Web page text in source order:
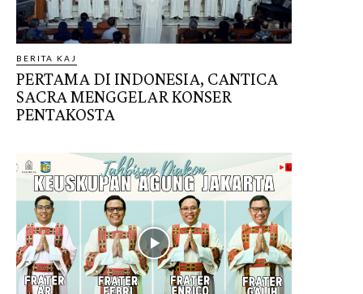
BERITA KAJ
PERTAMA DI INDONESIA, CANTICA
SACRA MENGGELAR KONSER
PENTAKOSTA